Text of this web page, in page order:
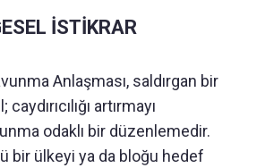
İSTİKRAR
Anlaşması, saldırgan bir
artırmayı
odaklı bir düzenlemedir.
bir ülkeyi ya da bloğu hedef